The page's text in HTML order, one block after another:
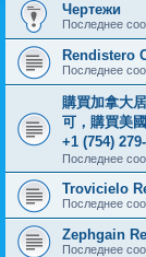
Чертежи
Последнее
Rendistero
Последнее
購買加拿大
可，購買美
+1 (754)
Последнее
Trovicielo
Последнее
Zephgain
Последнее